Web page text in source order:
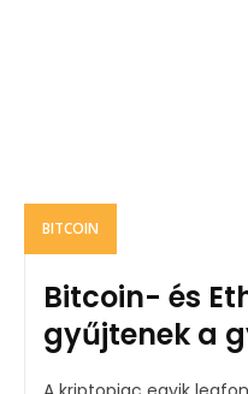
BITCOIN
Bitcoin- és
gyűjtenek a